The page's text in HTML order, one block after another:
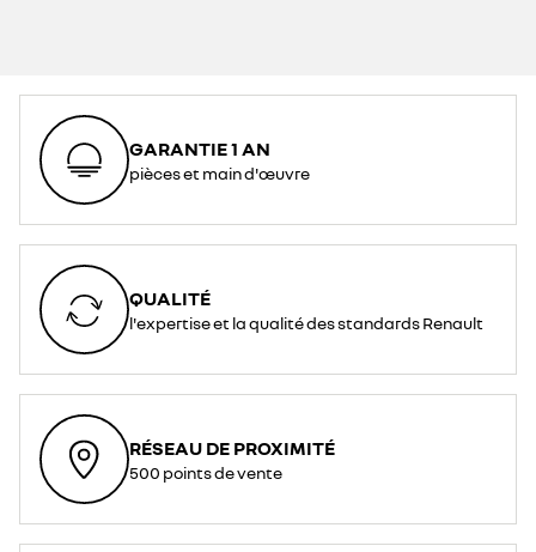
GARANTIE 1 AN
pièces et main d'œuvre
QUALITÉ
l'expertise et la qualité des standards Renault
RÉSEAU DE PROXIMITÉ
500 points de vente